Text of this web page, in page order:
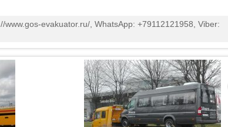
www.gos-evakuator.ru/, WhatsApp: +79112121958, Viber: